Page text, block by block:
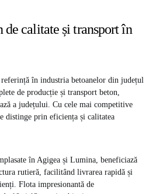
de calitate și transport în
în industria betoanelor din județul
de producție și transport beton,
a județului. Cu cele mai competitive
distinge prin eficiența și calitatea
în Agigea și Lumina, beneficiază
rutieră, facilitând livrarea rapidă și
Flota impresionantă de